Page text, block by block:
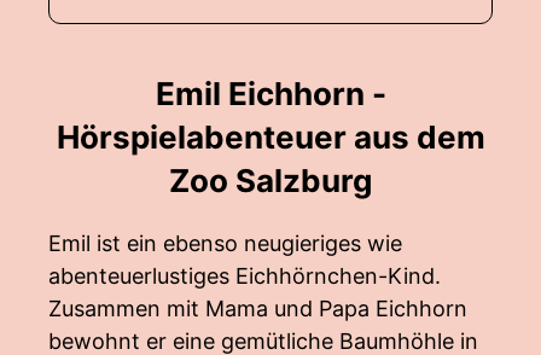
Emil Eichhorn -
Hörspielabenteuer aus dem
Zoo Salzburg
Emil ist ein ebenso neugieriges wie
abenteuerlustiges Eichhörnchen-Kind.
Zusammen mit Mama und Papa Eichhorn
bewohnt er eine gemütliche Baumhöhle in